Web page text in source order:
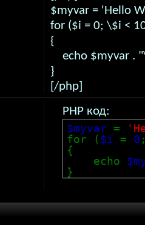
$myvar = 'Hello
for ($i = 0; \$i <
{
echo $myvar .
}
[/php]
PHP код:
$myvar =
for ($i = 0
{
echo
}